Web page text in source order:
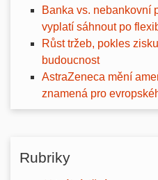
Banka vs. nebankovní
vyplatí sáhnout po
Růst tržeb, pokles
budoucnost
AstraZeneca mění
znamená pro
Rubriky